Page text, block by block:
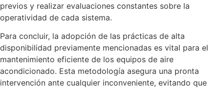
previos y realizar evaluaciones constantes sobre la
operatividad de cada sistema.
Para concluir, la adopción de las prácticas de alta
disponibilidad previamente mencionadas es vital para el
mantenimiento eficiente de los equipos de aire
acondicionado. Esta metodología asegura una pronta
intervención ante cualquier inconveniente, evitando que